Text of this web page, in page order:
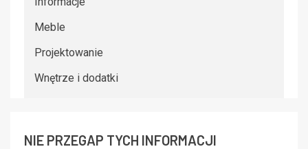
Meble
Projektowanie
Wnętrze i dodatki
NIE PRZEGAP TYCH INFORMACJI